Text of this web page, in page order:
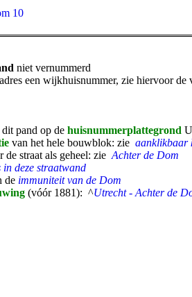
10
niet vernummerd
een wijkhuisnummer, zie hiervoor de
pand op de huisnummerplattegrond
van het hele bouwblok: zie aanklikbaar
straat als geheel: zie Achter de Dom
in deze straatwand
de immuniteit van de Dom
(vóór 1881): ^Utrecht - Achter de